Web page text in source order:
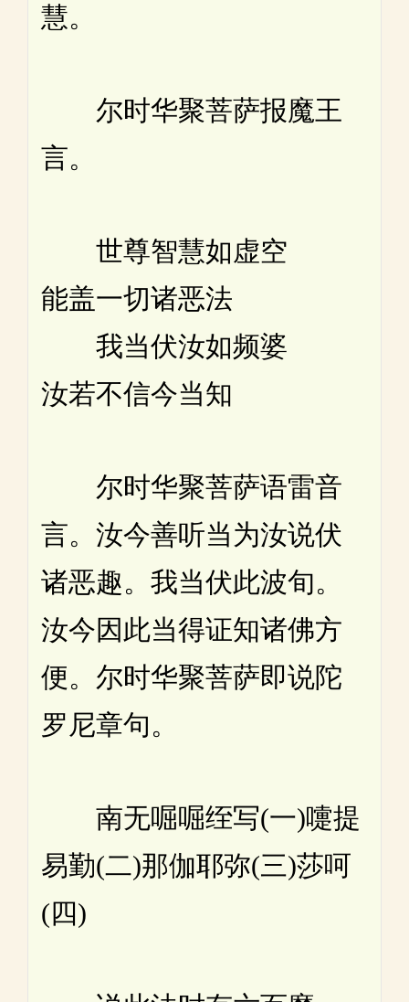
慧。
尔时华聚菩萨报魔王
言。
世尊智慧如虚空
能盖一切诸恶法
我当伏汝如频婆
汝若不信今当知
尔时华聚菩萨语雷音
言。汝今善听当为汝说伏
诸恶趣。我当伏此波旬。
汝今因此当得证知诸佛方
便。尔时华聚菩萨即说陀
罗尼章句。
南无啒啒绖写(一)嚏提
易勤(二)那伽耶弥(三)莎呵
(四)